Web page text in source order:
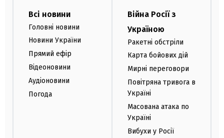
Всі новини
Головні новини
Новини України
Прямий ефір
Відеоновини
Аудіоновини
Погода
Війна Росії з
Україною
Ракетні обстріли
Карта бойових дій
Мирні переговори
Повітряна тривога в
Україні
Масована атака по
Україні
Вибухи у Росії